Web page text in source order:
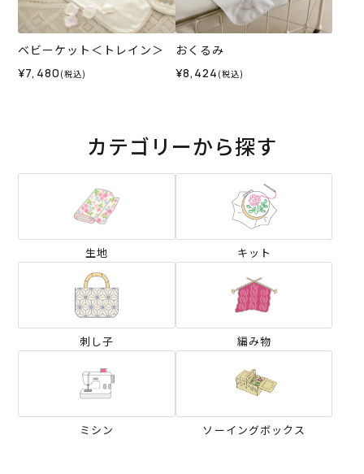
ベビーケット＜トレイン＞
¥7,480 (税込)
おくるみ
¥8,424 (税込)
カテゴリーから探す
生地 キット
刺し子 編み物
ミシン ソーイングボックス